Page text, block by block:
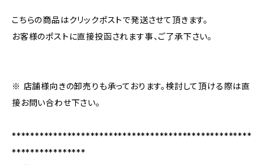
こちらの商品はクリックポストで発送させて頂きます。
お客様のポストに直接投函されます事、ご了承下さい。
※ 店舗様向きの卸売りも承っております。検討して頂ける際は直
接お問い合わせ下さい。
****************************************************
****************